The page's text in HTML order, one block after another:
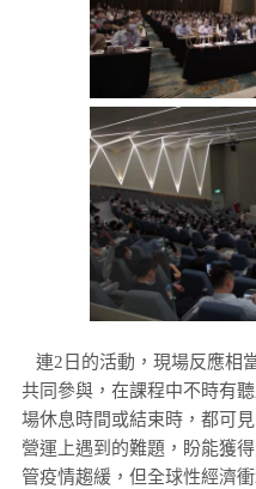
連2日的活動，現場反應相
共同參與，在課程中不時有
場休息時間或結束時，都可
營運上遇到的難題，盼能獲
管疫情趨緩，但全球性經濟